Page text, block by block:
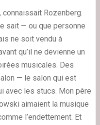
Rozenberg.
sait — ou que personne
ne soit vendu à
qu’il ne devienne un
musicales. Des
— le salon qui est
avec les stucs. Mon père
aimaient la musique
l’endettement. Et